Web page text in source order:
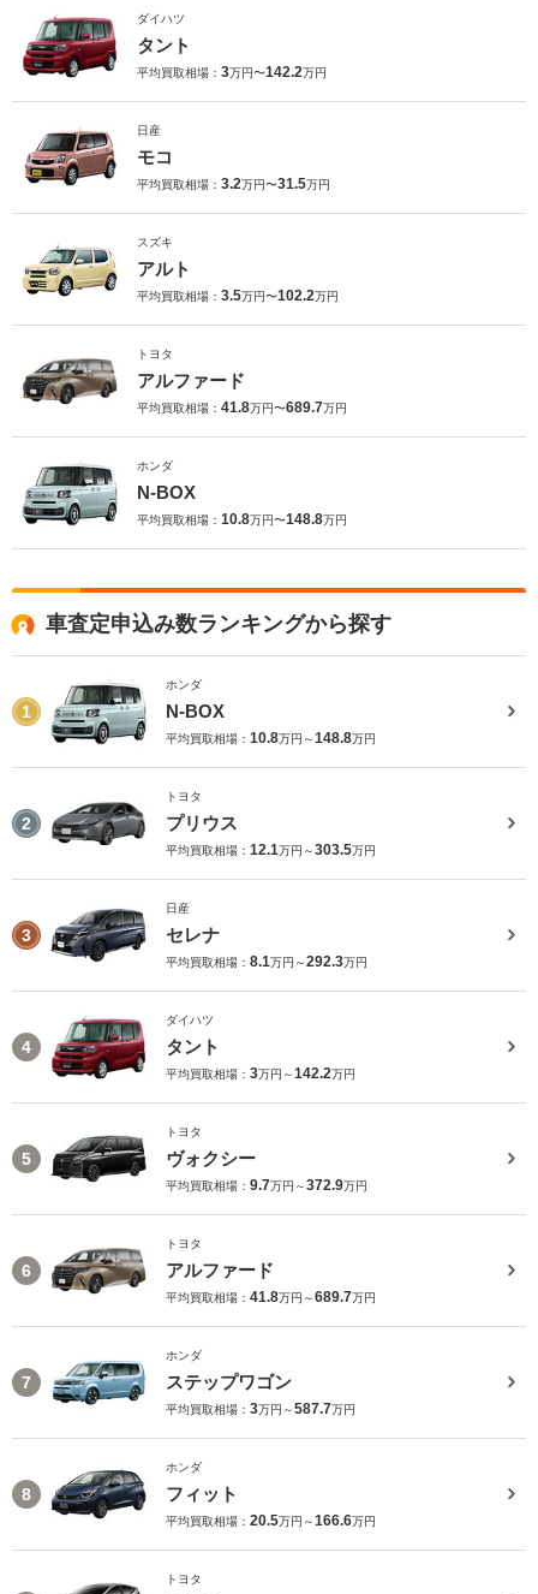
ダイハツ
タント
平均買取相場： 3万円〜142.2万円
日産
モコ
平均買取相場： 3.2万円〜31.5万円
スズキ
アルト
平均買取相場： 3.5万円〜102.2万円
トヨタ
アルファード
平均買取相場： 41.8万円〜689.7万円
ホンダ
N-BOX
平均買取相場： 10.8万円〜148.8万円
車査定申込み数ランキングから探す
1
ホンダ
N-BOX
平均買取相場： 10.8万円～148.8万円
2
トヨタ
プリウス
平均買取相場： 12.1万円～303.5万円
3
日産
セレナ
平均買取相場： 8.1万円～292.3万円
4
ダイハツ
タント
平均買取相場： 3万円～142.2万円
5
トヨタ
ヴォクシー
平均買取相場： 9.7万円～372.9万円
6
トヨタ
アルファード
平均買取相場： 41.8万円～689.7万円
7
ホンダ
ステップワゴン
平均買取相場： 3万円～587.7万円
8
ホンダ
フィット
平均買取相場： 20.5万円～166.6万円
トヨタ